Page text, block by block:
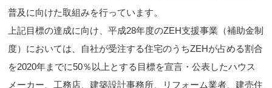
普及に向けた取組みを行っています。
上記目標の達成に向け、平成28年度のZEH支援事業（補助金制
度）においては、自社が受注する住宅のうちZEHが占める割合
を2020年までに50％以上とする目標を宣言・公表したハウス
メーカー、工務店、建築設計事務所、リフォーム業者、建売住